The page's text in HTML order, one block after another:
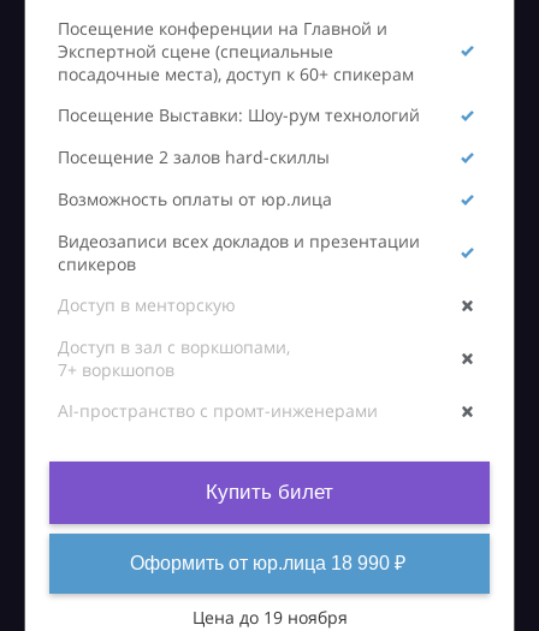
Посещение конференции на Главной и
Экспертной сцене (специальные
посадочные места), доступ к 60+ спикерам
Посещение Выставки: Шоу-рум технологий
Посещение 2 залов hard-скиллы
Возможность оплаты от юр.лица
Видеозаписи всех докладов и презентации
спикеров
Доступ в менторскую
Доступ в зал с воркшопами,
7+ воркшопов
AI-пространство с промт-инженерами
Купить билет
Оформить от юр.лица 18 990 ₽
Цена до 19 ноября